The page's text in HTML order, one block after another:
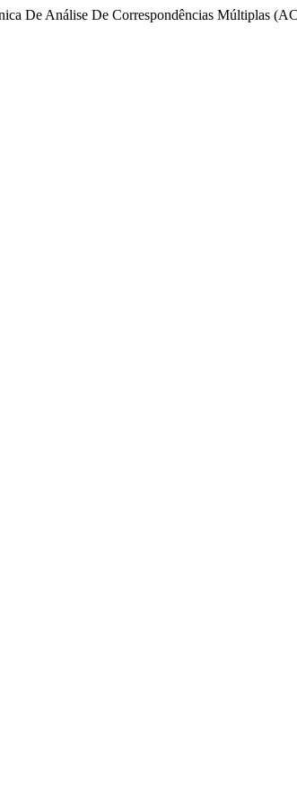
De Análise De Correspondências Múltiplas